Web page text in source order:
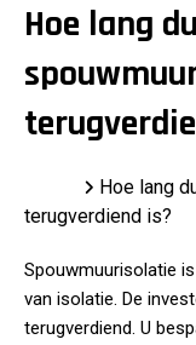
Hoe lang
Hoe lang
terugverdiend is?
Spouwmuurisolatie
van isolatie. De
terugverdiend. U